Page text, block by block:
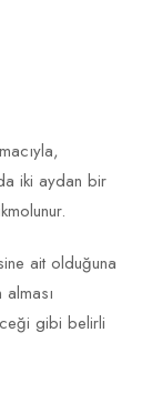
iki aydan bir
ait olduğuna
gibi belirli